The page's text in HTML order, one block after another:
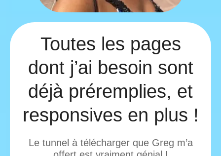
Toutes les pages
dont j’ai besoin sont
déjà préremplies, et
responsives en plus !
Le tunnel à télécharger que Greg m’a